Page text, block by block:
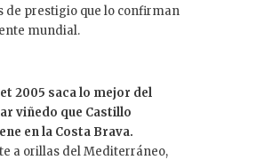
de prestigio que lo confirman
mundial.
2005 saca lo mejor del
viñedo que Castillo
en la Costa Brava.
a orillas del Mediterráneo,